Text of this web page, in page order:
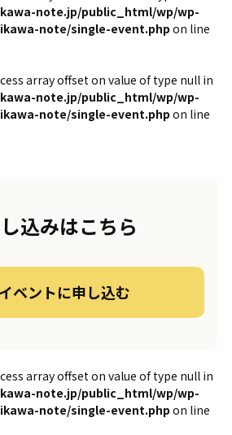
note.jp/public_html/wp/wp-
note/single-event.php on line
array offset on value of type null in
note.jp/public_html/wp/wp-
note/single-event.php on line
込みはこちら
ベントに申し込む
array offset on value of type null in
note.jp/public_html/wp/wp-
note/single-event.php on line